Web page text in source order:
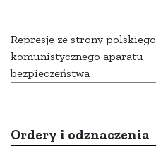
Represje ze strony polskiego
komunistycznego aparatu
bezpieczeństwa
Ordery i odznaczenia